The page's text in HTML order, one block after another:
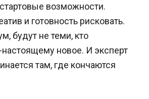
возможности.
и готовность рисковать.
будут не теми, кто
настоящему новое. И эксперт
там, где кончаются